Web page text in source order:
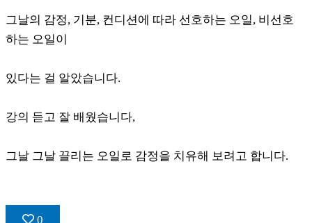
그날의 감정, 기분, 컨디션에 따라 선호하는 오일, 비선호
하는 오일이
있다는 걸 알았습니다.
강의 듣고 잘 배웠습니다,
그날 그날 끌리는 오일로 감정을 치유해 보려고 합니다.
0